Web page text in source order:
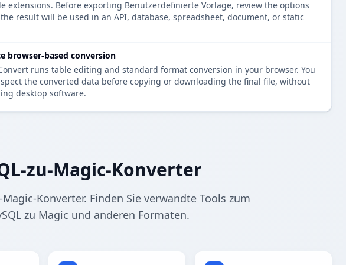
extensions. Before exporting Benutzerdefinierte Vorlage, review the options
result will be used in an API, database, spreadsheet, document, or static
browser-based conversion
runs table editing and standard format conversion in your browser. You
the converted data before copying or downloading the final file, without
desktop software.
zu-Magic-Konverter
Konverter. Finden Sie verwandte Tools zum
zu Magic und anderen Formaten.